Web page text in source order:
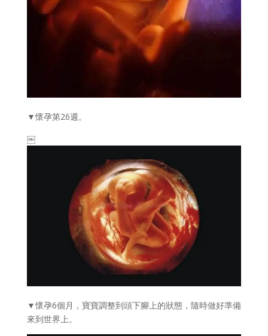
▼懷孕第26週。
￼
▼懷孕6個月，寶寶調整到頭下腳上的狀態，隨時做好準備
來到世界上。